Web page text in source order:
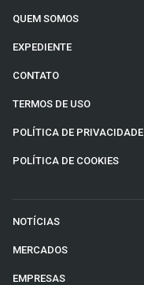
QUEM SOMOS
EXPEDIENTE
CONTATO
TERMOS DE USO
POLÍTICA DE PRIVACIDADE
POLÍTICA DE COOKIES
NOTÍCIAS
MERCADOS
EMPRESAS